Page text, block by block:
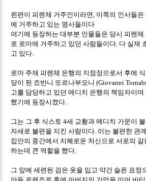
왼편이 피렌체 거주인이라면 이쪽의 인사들
에 거주하고 있는 명사들이다
여기에 등장하는 대부분 인물들은 당시 피렌
로 로마에 거주하고 있던 사람들이다 다 실재
고 있다
로마 주재 피렌체 은행의 지점장으로서 후에
당이 된 죠반니 또르나부오니(Giovanni
고를 담당하고 있던 메디치 은행의 책임자이
했기에 등장시켰다
그는 그 후 식스토4세 교황과 메디치 가문이
자세로 불편을 지킨 사람이다 이는 불편한 관
집안의 중간에서 지혜로운 처신으로 서로의
하는데 큰 역할을 했다
그 앞에 세련된 검은 옷을 입고 약간 슬픈 표정